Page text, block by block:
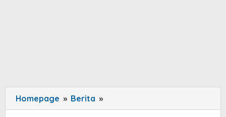
Homepage » Berita »
Tol